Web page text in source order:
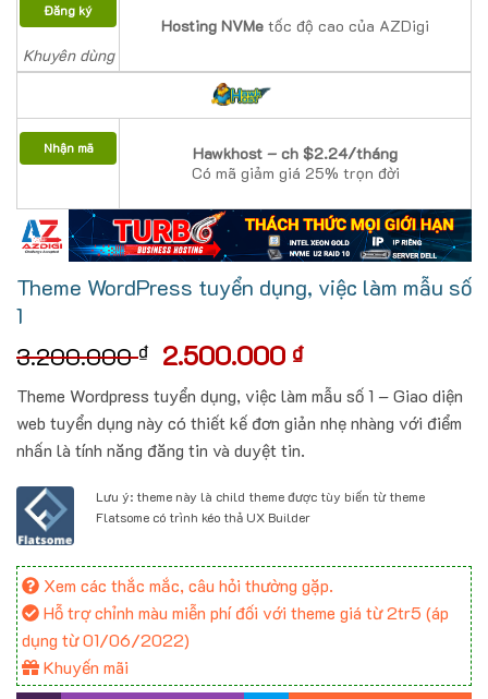
Đăng ký
Khuyên dùng
Hosting NVMe tốc độ cao của AZDigi
Nhận mã
Hawkhost – ch $2.24/tháng
Có mã giảm giá 25% trọn đời
Theme WordPress tuyển dụng, việc làm mẫu số
1
3.200.000₫ Giá
gốc
là:
3.200.000 ₫.
2.500.000 ₫Giá
hiện
tại
là:
2.500.000 ₫.
Theme Wordpress tuyển dụng, việc làm mẫu số 1 – Giao diện
web tuyển dụng này có thiết kế đơn giản nhẹ nhàng với điểm
nhấn là tính năng đăng tin và duyệt tin.
Lưu ý: theme này là child theme được tùy biến từ theme
Flatsome có trình kéo thả UX Builder
Xem các thắc mắc, câu hỏi thường gặp.
Hỗ trợ chỉnh màu miễn phí đối với theme giá từ 2tr5 (áp
dụng từ 01/06/2022)
Khuyến mãi